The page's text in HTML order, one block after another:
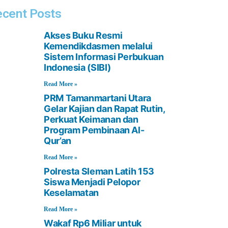
Posts
Akses Buku Resmi
Kemendikdasmen melalui
Sistem Informasi Perbukuan
Indonesia (SIBI)
Read More »
PRM Tamanmartani Utara
Gelar Kajian dan Rapat Rutin,
Perkuat Keimanan dan
Program Pembinaan Al-
Qur’an
Read More »
Polresta Sleman Latih 153
Siswa Menjadi Pelopor
Keselamatan
Read More »
Wakaf Rp6 Miliar untuk